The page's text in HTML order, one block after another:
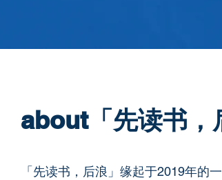
about「先读书，
「先读书，后浪」缘起于2019年的